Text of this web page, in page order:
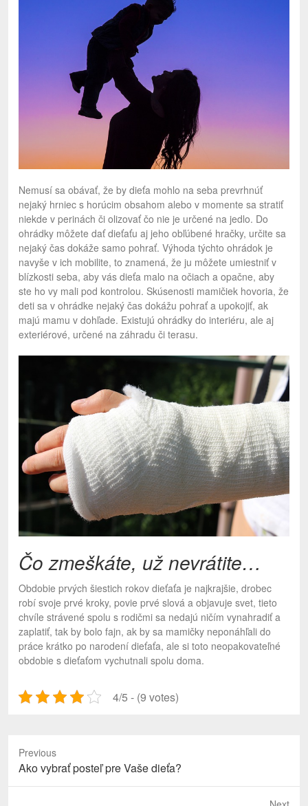
Nemusí sa obávať, že by dieťa mohlo na seba prevrhnúť
nejaký hrniec s horúcim obsahom alebo v momente sa stratiť
niekde v perinách či olizovať čo nie je určené na jedlo. Do
ohrádky môžete dať dieťaťu aj jeho obľúbené hračky, určite sa
nejaký čas dokáže samo pohrať. Výhoda týchto ohrádok je
navyše v ich mobilite, to znamená, že ju môžete umiestniť v
blízkosti seba, aby vás dieťa malo na očiach a opačne, aby
ste ho vy mali pod kontrolou. Skúsenosti mamičiek hovoria, že
deti sa v ohrádke nejaký čas dokážu pohrať a upokojiť, ak
majú mamu v dohľade. Existujú ohrádky do interiéru, ale aj
exteriérové, určené na záhradu či terasu.
Čo zmeškáte, už nevrátite…
Obdobie prvých šiestich rokov dieťaťa je najkrajšie, drobec
robí svoje prvé kroky, povie prvé slová a objavuje svet, tieto
chvíle strávené spolu s rodičmi sa nedajú ničím vynahradiť a
zaplatiť, tak by bolo fajn, ak by sa mamičky neponáhľali do
práce krátko po narodení dieťaťa, ale si toto neopakovateľné
obdobie s dieťaťom vychutnali spolu doma.
4/5 - (9 votes)
Previous
Previous
post:
Ako vybrať posteľ pre Vaše dieťa?